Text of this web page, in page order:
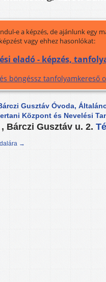
e a képzés, de ajánlunk egy
vagy ehhez hasonlókat:
eladó - képzés,
böngéssz tanfolyamkereső
Gusztáv Óvoda,
Központ és Nevelési
Bárczi Gusztáv u. 2.
→